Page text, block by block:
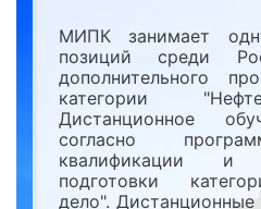
МИПК занимает
позиций среди
дополнительного
категории
Дистанционное
согласно
квалификации и
подготовки
дело".